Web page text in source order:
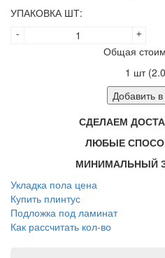
УПАКОВКА ШТ:
+
-
Общая
1 шт (
Добавить
СДЕЛАЕМ
ЛЮБЫЕ
МИНИМАЛЬНЫЙ
Укладка пола цена
Купить плинтус
Подложка под ламинат
Как рассчитать кол-во